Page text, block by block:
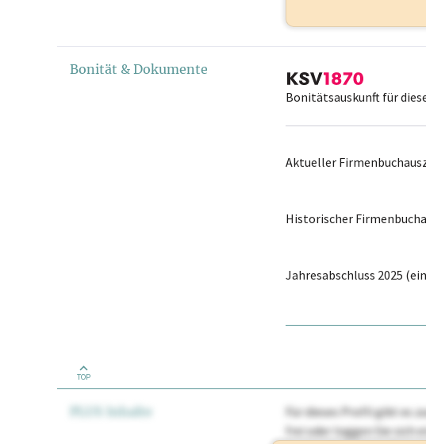
Bonität & Dokumente
Bonitätsauskunft für
Aktueller
Historischer
Jahresabschluss 2025
TOP
PLUS Inhalte Für dieses Profil gibt es
frei oder loggen Sie sich